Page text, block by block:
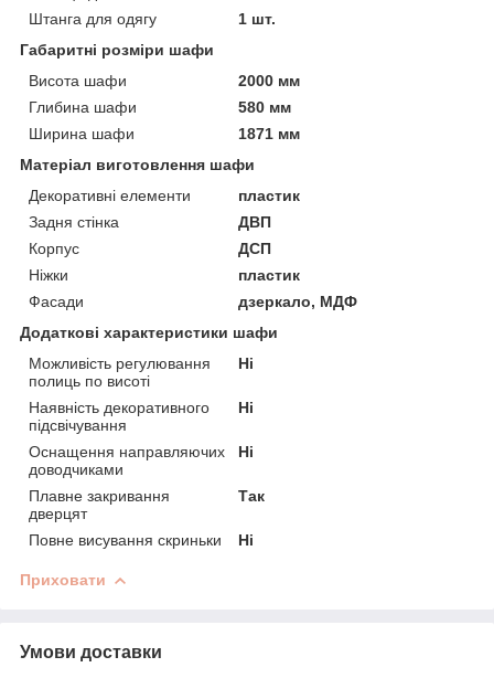
Штанга для одягу
1 шт.
Габаритні розміри шафи
Висота шафи
2000 мм
Глибина шафи
580 мм
Ширина шафи
1871 мм
Матеріал виготовлення шафи
Декоративні елементи
пластик
Задня стінка
ДВП
Корпус
ДСП
Ніжки
пластик
Фасади
дзеркало, МДФ
Додаткові характеристики шафи
Можливість регулювання
полиць по висоті
Ні
Наявність декоративного
підсвічування
Ні
Оснащення направляючих
доводчиками
Ні
Плавне закривання
дверцят
Так
Повне висування скриньки Ні
Приховати
Умови доставки